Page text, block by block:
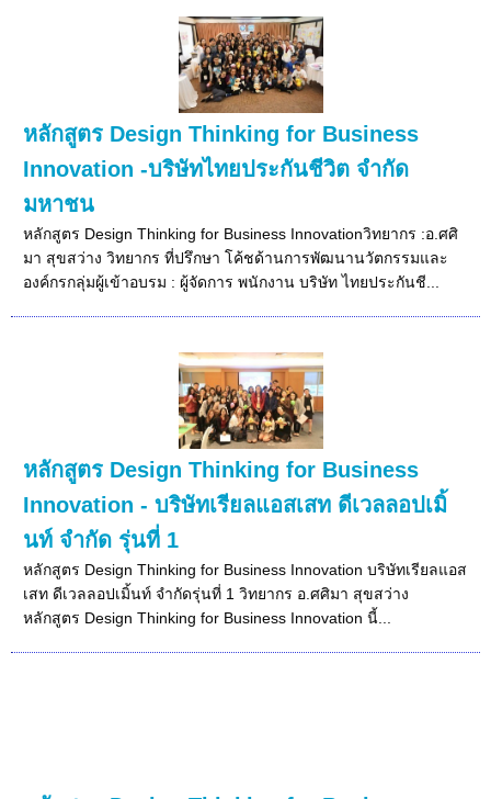
หลักสูตร Design Thinking for Business
Innovation -บริษัทไทยประกันชีวิต จำกัด
มหาชน
หลักสูตร Design Thinking for Business Innovationวิทยากร :อ.ศศิ
มา สุขสว่าง วิทยากร ที่ปรึกษา โค้ชด้านการพัฒนานวัตกรรมและ
องค์กรกลุ่มผู้เข้าอบรม : ผู้จัดการ พนักงาน บริษัท ไทยประกันชี...
หลักสูตร Design Thinking for Business
Innovation - บริษัทเรียลแอสเสท ดีเวลลอปเมิ้
นท์ จำกัด รุ่นที่ 1
หลักสูตร Design Thinking for Business Innovation บริษัทเรียลแอส
เสท ดีเวลลอปเมิ้นท์ จำกัดรุ่นที่ 1 วิทยากร อ.ศศิมา สุขสว่าง
หลักสูตร Design Thinking for Business Innovation นี้...